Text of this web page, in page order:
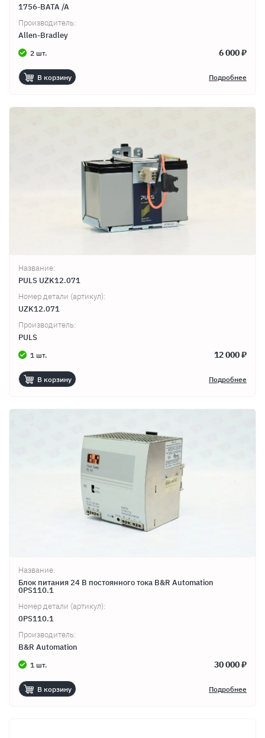
1756-BATA /A
Производитель:
Allen-Bradley
2 шт. 6 000 ₽
В корзину Подробнее
Название:
PULS UZK12.071
Номер детали (артикул):
UZK12.071
Производитель:
PULS
1 шт. 12 000 ₽
В корзину Подробнее
Название:
Блок питания 24 В постоянного тока B&R Automation
0PS110.1
Номер детали (артикул):
0PS110.1
Производитель:
B&R Automation
1 шт. 30 000 ₽
В корзину Подробнее